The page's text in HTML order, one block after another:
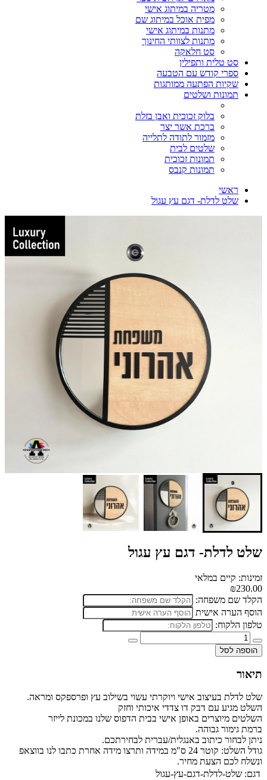
מטריה במיתוג אישי
מפית אוכל במיתוג שם
מתנות במיתוג אישי
מתנות לצוותי החינוך
סט חלאקה
סט טלית ותפילין
ספרי קודש עם הטבעה
שקיות הפתעה ממותגות
תמונות ושלטים
בלוק זכוכית ואבן בזלת
ברכת אשר יצר
מזמור לתודה לתלייה
שלטים לבית
תמונות זכוכית
תמונות קנבס
ראשי
שלט לדלת- דגם עץ עגול
שלט לדלת- דגם עץ עגול
זמינות: קיים במלאי
₪230.00
הקלד שם משפחה:
הוסף הערה אישית
טלפון הלקוח:
הוספה לסל
תיאור
שלט לדלת בעיצוב אישי ויוקרתי עשוי בשילוב עץ ופרספקס ומראה.
השלט מגיע עם דבק דו צדדי איכותי וחזק
השלטים מיוצרים באופן אישי בבית הדפוס שלנו במכונת לייזר
ברמת גימור גבוהה.
ניתן לבחור כיתוב באנגלית/עברית לבחירתכם.
גודל השלט: קוטר 24 ס"מ במידה ותרצו מידה אחרת כתבו לנו בווצאפ
ונשלח לכם הצעת מחיר.
דגם: שלט-לדלת-דגם-עץ-עגול